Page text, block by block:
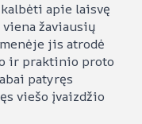
apie laisvę
žaviausių
jis atrodė
ir praktinio proto
patyręs
viešo įvaizdžio